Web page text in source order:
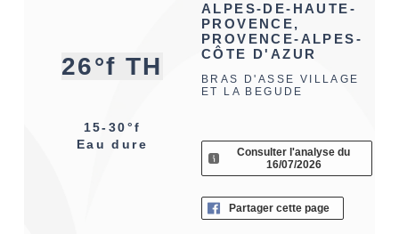
26°f TH
15-30°f
Eau dure
ALPES-DE-HAUTE-
PROVENCE,
PROVENCE-ALPES-
CÔTE D'AZUR
BRAS D'ASSE VILLAGE
ET LA BEGUDE
Consulter l'analyse du
16/07/2026
Partager cette page